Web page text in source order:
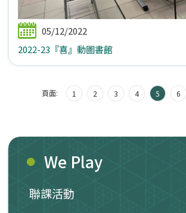
05/12/2022
2022-23『喜』動圖書館
頁面: 1 2 3 4 5 6
We Play
聯課活動